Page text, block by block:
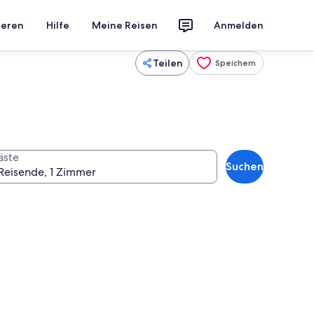
Hilfe Meine Reisen Anmelden
Teilen Speichern
Suchen